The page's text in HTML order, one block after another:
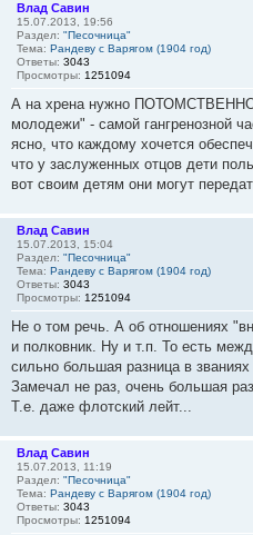
Влад Савин
15.07.2013, 19:56
Раздел: "Песочница"
Тема: Рандеву с Варягом (1904 год)
Ответы: 3043
Просмотры: 1251094
А на хрена нужно
молодежи" - самой гангренозной
ясно, что каждому хочется
что у заслуженных отцов дети
вот своим детям они могут
Влад Савин
15.07.2013, 15:04
Раздел: "Песочница"
Тема: Рандеву с Варягом (1904 год)
Ответы: 3043
Просмотры: 1251094
Не о том речь. А об отношениях
и полковник. Ну и т.п. То есть
сильно большая разница в званиях
Замечал не раз, очень большая
Т.е. даже флотский лейт...
Влад Савин
15.07.2013, 11:19
Раздел: "Песочница"
Тема: Рандеву с Варягом (1904 год)
Ответы: 3043
Просмотры: 1251094